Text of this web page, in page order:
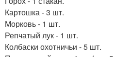
Картошка - 3 шт.
Морковь - 1 шт.
Репчатый лук - 1 шт.
Колбаски охотничьи - 5 шт.